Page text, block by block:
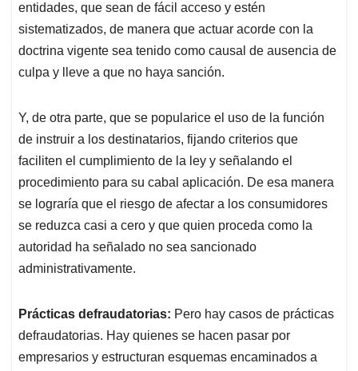
entidades, que sean de fácil acceso y estén
sistematizados, de manera que actuar acorde con la
doctrina vigente sea tenido como causal de ausencia de
culpa y lleve a que no haya sanción.
Y, de otra parte, que se popularice el uso de la función
de instruir a los destinatarios, fijando criterios que
faciliten el cumplimiento de la ley y señalando el
procedimiento para su cabal aplicación. De esa manera
se lograría que el riesgo de afectar a los consumidores
se reduzca casi a cero y que quien proceda como la
autoridad ha señalado no sea sancionado
administrativamente.
Prácticas defraudatorias: Pero hay casos de prácticas
defraudatorias. Hay quienes se hacen pasar por
empresarios y estructuran esquemas encaminados a